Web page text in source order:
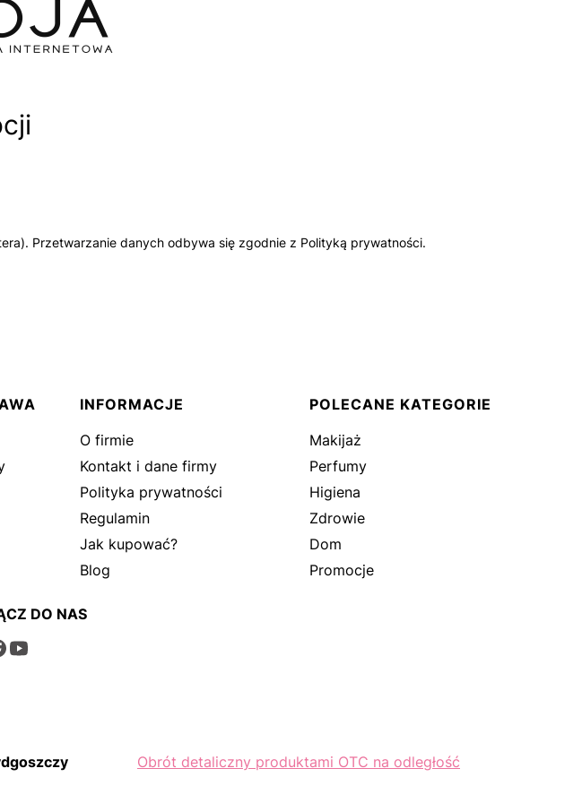
Przetwarzanie danych odbywa się zgodnie z Polityką prywatności.
INFORMACJE
O firmie
Kontakt i dane firmy
Polityka prywatności
Regulamin
Jak kupować?
Blog
POLECANE KATEGORIE
Makijaż
Perfumy
Higiena
Zdrowie
Dom
Promocje
DO NAS
Obrót detaliczny produktami OTC na odległość